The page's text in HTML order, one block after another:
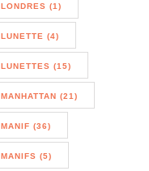
LONDRES (1)
LUNETTE (4)
LUNETTES (15)
MANHATTAN (21)
MANIF (36)
MANIFS (5)